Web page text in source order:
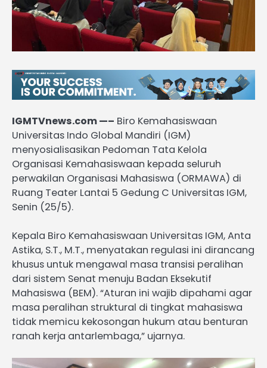
IGMTVnews.com —– Biro Kemahasiswaan
Universitas Indo Global Mandiri (IGM)
menyosialisasikan Pedoman Tata Kelola
Organisasi Kemahasiswaan kepada seluruh
perwakilan Organisasi Mahasiswa (ORMAWA) di
Ruang Teater Lantai 5 Gedung C Universitas IGM,
Senin (25/5).
Kepala Biro Kemahasiswaan Universitas IGM, Anta
Astika, S.T., M.T., menyatakan regulasi ini dirancang
khusus untuk mengawal masa transisi peralihan
dari sistem Senat menuju Badan Eksekutif
Mahasiswa (BEM). “Aturan ini wajib dipahami agar
masa peralihan struktural di tingkat mahasiswa
tidak memicu kekosongan hukum atau benturan
ranah kerja antarlembaga,” ujarnya.